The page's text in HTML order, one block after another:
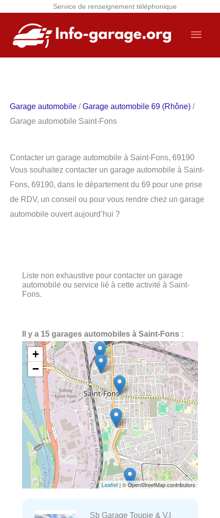
Service de renseignement téléphonique
contenu
Garage automobile /Garage automobile 69 (Rhône) /
Garage automobile Saint-Fons
Contacter un garage automobile à Saint-Fons, 69190
Vous souhaitez contacter un garage automobile à Saint-
Fons, 69190, dans le département du 69 pour une prise
de RDV, un conseil ou pour vous rendre chez un garage
automobile ouvert aujourd’hui ?
Liste non exhaustive pour contacter un garage
automobile ou service lié à cette activité à Saint-
Fons.
Il y a 15 garages automobiles à Saint-Fons :
+
−
Leaflet | © OpenStreetMap contributors
Sb Garage Toupie & V.I